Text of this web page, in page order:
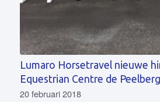
Lumaro Horsetravel nieuwe
Equestrian Centre de
20 februari 2018